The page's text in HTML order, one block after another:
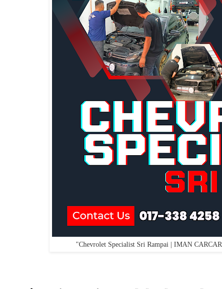
"Chevrolet Specialist Sri Rampai | IMAN